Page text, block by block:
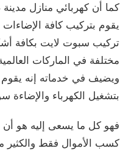
كما أن كهربائي منازل
يقوم بتركيب كافة
تركيب سبوت لايت بكافة
مختلفة في الماركات
ويضيف في خدماته إنه يقوم
بتشغيل الكهرباء والإضاءة
فهو كل ما يسعى إليه هو أن
كسب الأموال فقط والكثير